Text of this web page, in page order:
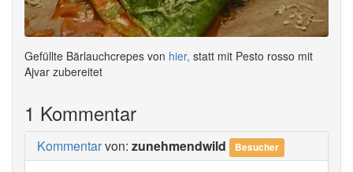
Gefüllte Bärlauchcrepes von hier, statt mit Pesto rosso mit
Ajvar zubereitet
1 Kommentar
Kommentarvon: zunehmendwild Besucher